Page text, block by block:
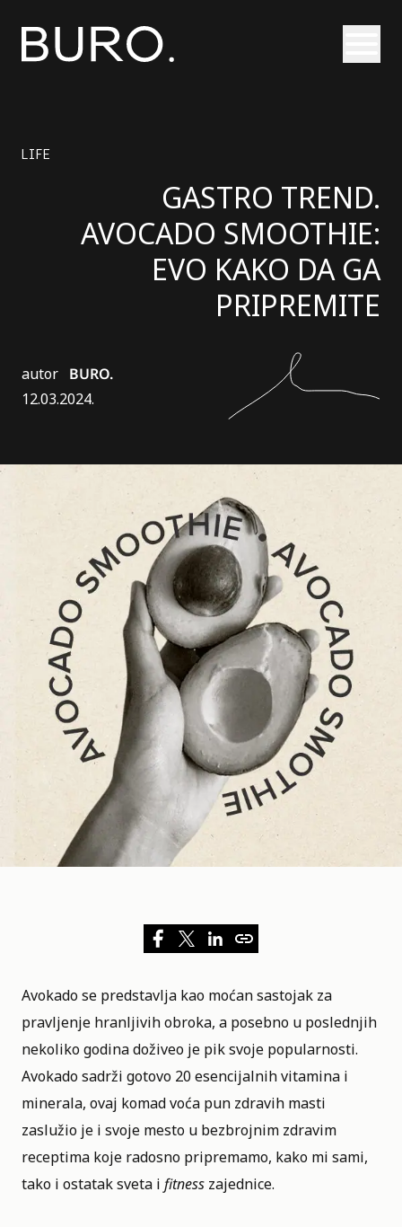
LIFE
GASTRO TREND.
AVOCADO SMOOTHIE:
EVO KAKO DA GA
PRIPREMITE
autor BURO.
12.03.2024.
Avokado se predstavlja kao moćan sastojak za
pravljenje hranljivih obroka, a posebno u poslednjih
nekoliko godina doživeo je pik svoje popularnosti.
Avokado sadrži gotovo 20 esencijalnih vitamina i
minerala, ovaj komad voća pun zdravih masti
zaslužio je i svoje mesto u bezbrojnim zdravim
receptima koje radosno pripremamo, kako mi sami,
tako i ostatak sveta i fitness zajednice.